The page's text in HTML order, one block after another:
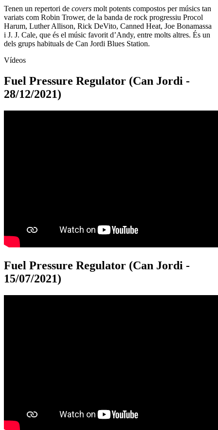
Tenen un repertori de covers molt potents compostos per músics tan
variats com Robin Trower, de la banda de rock progressiu Procol
Harum, Luther Allison, Rick DeVito, Canned Heat, Joe Bonamassa
i J. J. Cale, que és el músic favorit d’Andy, entre molts altres. És un
dels grups habituals de Can Jordi Blues Station.
Vídeos
Fuel Pressure Regulator (Can Jordi -
28/12/2021)
Fuel Pressure Regulator (Can Jordi -
15/07/2021)